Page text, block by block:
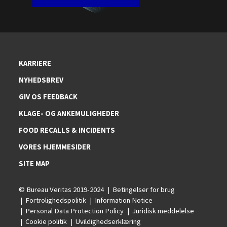
KARRIERE
NYHEDSBREV
GIV OS FEEDBACK
KLAGE- OG ANKEMULIGHEDER
FOOD RECALLS & INCIDENTS
VORES HJEMMESIDER
SITE MAP
© Bureau Veritas 2019-2024
Betingelser for brug
Fortrolighedspolitik
Information Notice
Personal Data Protection Policy
Juridisk meddelelse
Cookie politik
Uvildighedserklæring